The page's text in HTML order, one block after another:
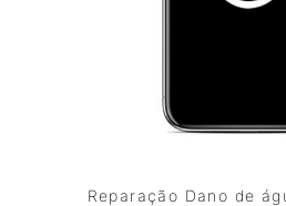
Reparação Dano de